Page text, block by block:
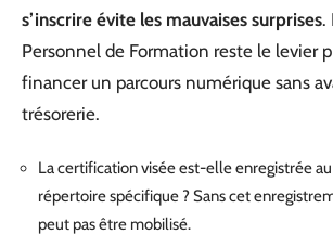
s’inscrire évite les mauvaises surprises.
Personnel de Formation reste le levier
financer un parcours numérique sans
trésorerie.
La certification visée est-elle enregistrée au
répertoire spécifique ? Sans cet
peut pas être mobilisé.